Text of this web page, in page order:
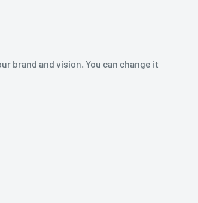
brand and vision. You can change it